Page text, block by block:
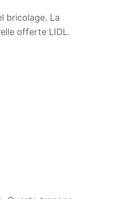
bricolage. La
offerte LIDL.